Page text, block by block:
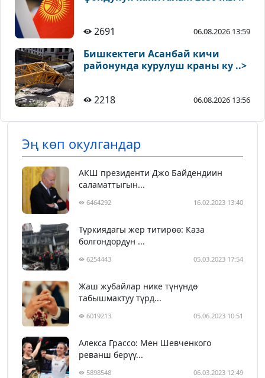
2691 06.08.2026 13:59
Бишкектеги Асанбай кичи
районунда курулуш краны ку ..>
2218 06.08.2026 13:56
Эң көп окулгандар
АКШ президенти Джо Байдендиин
саламаттыгын...
6464292 16.02.2023 13:40
Түркиядагы жер титирөө: Каза
болгондордун ...
6254443 05.03.2023 17:54
Жаш жубайлар нике түнүндө
табышмактуу түрд...
6019213 05.06.2023 10:51
Алекса Грассо: Мен Шевченкого
реванш берүү...
5898548 06.03.2023 12:49